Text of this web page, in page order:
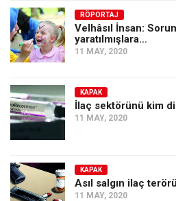
RÖPORTAJ
Velhâsıl İnsan:
yaratılmışlara…
11 MAY, 2020
KAPAK
İlaç sektörünü kim
11 MAY, 2020
KAPAK
Asıl salgın ilaç
11 MAY, 2020